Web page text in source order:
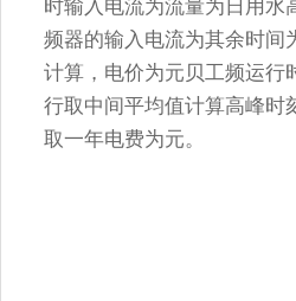
时输入电流为流量为日用水
频器的输入电流为其余时间
计算，电价为元贝工频运行
行取中间平均值计算高峰时
取一年电费为元。